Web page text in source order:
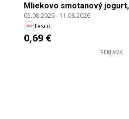
Mliekovo smotanový
05.08.2026- 11.08.2026
Tesco
0,69 €
REKLAMA